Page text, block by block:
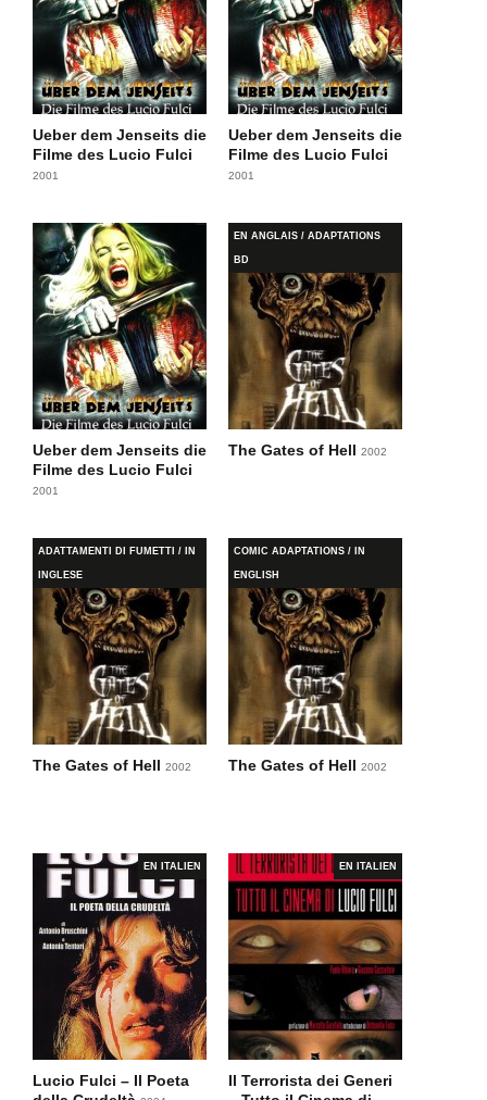
Ueber dem Jenseits die
Filme des Lucio Fulci
2001
Ueber dem Jenseits die
Filme des Lucio Fulci
2001
Ueber dem Jenseits die
Filme des Lucio Fulci
2001
EN ANGLAIS / ADAPTATIONS
BD
The Gates of Hell 2002
ADATTAMENTI DI FUMETTI / IN
INGLESE
The Gates of Hell 2002
COMIC ADAPTATIONS / IN
ENGLISH
The Gates of Hell 2002
EN ITALIEN
Lucio Fulci – Il Poeta
EN ITALIEN
Il Terrorista dei Generi